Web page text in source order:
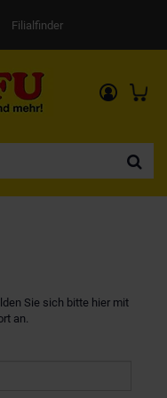
Filialfinder
Sie sich bitte hier mit
an.